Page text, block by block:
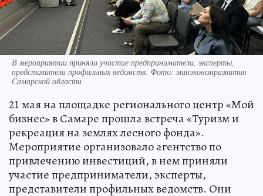
В мероприятии приняли участие предприниматели, эксперты,
представители профильных ведомств. Фото: минэкономразвития
Самарской области
21 мая на площадке регионального центр «Мой
бизнес» в Самаре прошла встреча «Туризм и
рекреация на землях лесного фонда».
Мероприятие организовало агентство по
привлечению инвестиций, в нем приняли
участие предприниматели, эксперты,
представители профильных ведомств. Они